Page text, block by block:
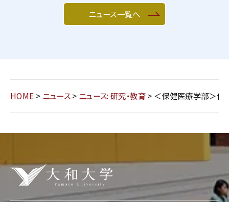
ニュース一覧へ
HOME > ニュース> ニュース: 研究・教育> ＜保健医療学部＞